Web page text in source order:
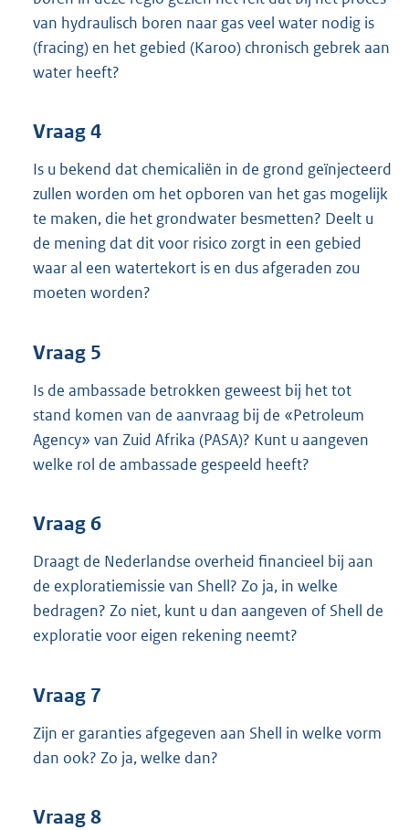
van hydraulisch boren naar gas veel water nodig is
(fracing) en het gebied (Karoo) chronisch gebrek aan
water heeft?
Vraag 4
Is u bekend dat chemicaliën in de grond geïnjecteerd
zullen worden om het opboren van het gas mogelijk
te maken, die het grondwater besmetten? Deelt u
de mening dat dit voor risico zorgt in een gebied
waar al een watertekort is en dus afgeraden zou
moeten worden?
Vraag 5
Is de ambassade betrokken geweest bij het tot
stand komen van de aanvraag bij de «Petroleum
Agency» van Zuid Afrika (PASA)? Kunt u aangeven
welke rol de ambassade gespeeld heeft?
Vraag 6
Draagt de Nederlandse overheid financieel bij aan
de exploratiemissie van Shell? Zo ja, in welke
bedragen? Zo niet, kunt u dan aangeven of Shell de
exploratie voor eigen rekening neemt?
Vraag 7
Zijn er garanties afgegeven aan Shell in welke vorm
dan ook? Zo ja, welke dan?
Vraag 8